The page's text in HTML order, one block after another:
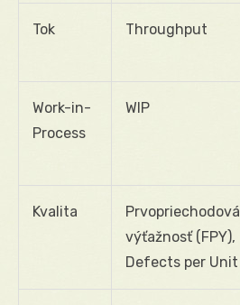
Tok Throughput
Work-in-
Process
WIP
Kvalita
Prvopriechodová
výťažnosť (FPY),
Defects per Unit